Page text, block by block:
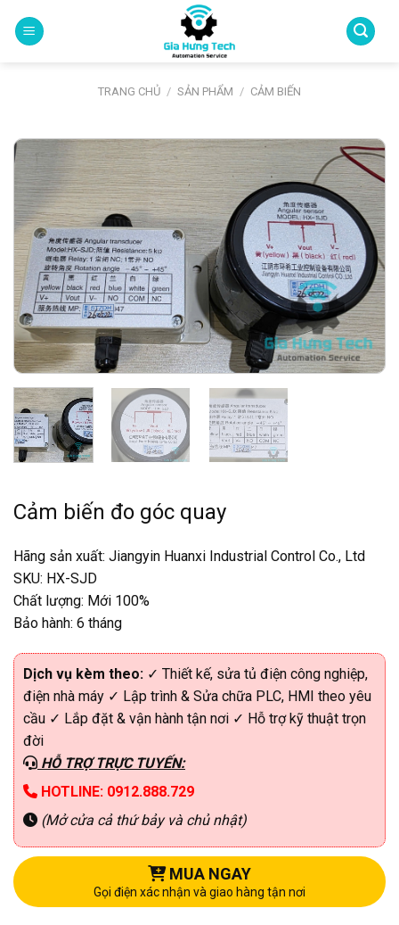
TRANG CHỦ / SẢN PHẨM / CẢM BIẾN
Cảm biến đo góc quay
Hãng sản xuất: Jiangyin Huanxi Industrial Control Co., Ltd
SKU: HX-SJD
Chất lượng: Mới 100%
Bảo hành: 6 tháng
Dịch vụ kèm theo: ✓ Thiết kế, sửa tủ điện công nghiệp,
điện nhà máy ✓ Lập trình & Sửa chữa PLC, HMI theo yêu
cầu ✓ Lắp đặt & vận hành tận nơi ✓ Hỗ trợ kỹ thuật trọn
đời
HỖ TRỢ TRỰC TUYẾN:
HOTLINE: 0912.888.729
(Mở cửa cả thứ bảy và chủ nhật)
MUA NGAY
Gọi điện xác nhận và giao hàng tận nơi